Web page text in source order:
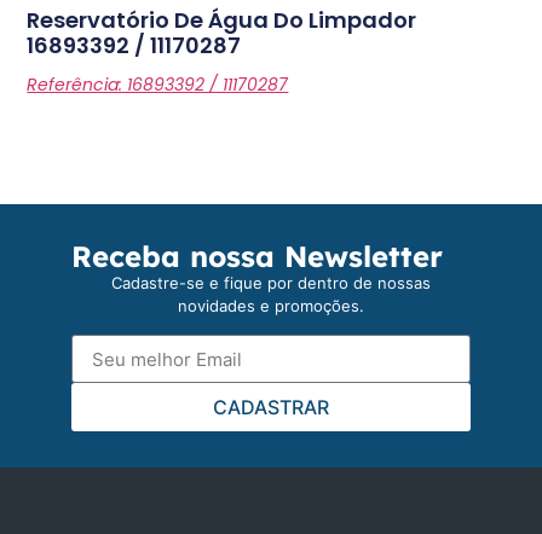
Reservatório De Água Do Limpador
16893392 / 11170287
Referência: 16893392 / 11170287
Receba nossa Newsletter
Cadastre-se e fique por dentro de nossas
novidades e promoções.
CADASTRAR